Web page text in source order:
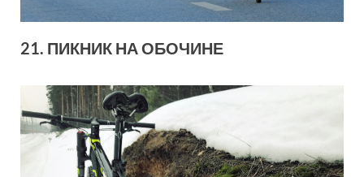
21. ПИКНИК НА ОБОЧИНЕ